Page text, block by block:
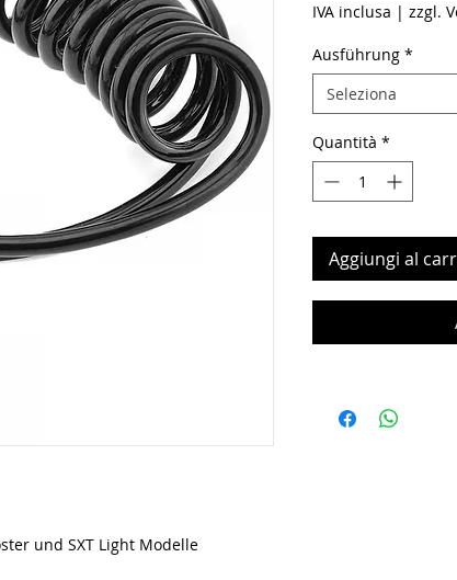
und SXT Light Modelle
IVA inclusa | zzgl.
Ausführung *
Seleziona
Quantità *
Aggiungi al